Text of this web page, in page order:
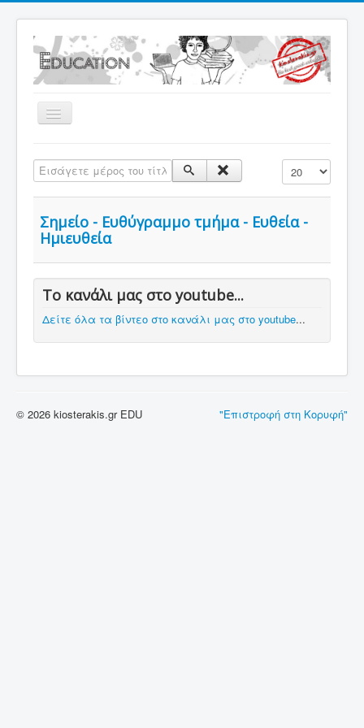
Εναλλαγή
πλοήγησης
Θέματα Γυμνασίου
Γεωμετρικές κατασκευές
Χαρτί κ.λ.π.
PLUS
Comics
eClass
Εισάγετε μέρος του τίτλου. Εμφάνιση #
Σημείο - Ευθύγραμμο τμήμα - Ευθεία -
Ημιευθεία
Το κανάλι μας στο youtube...
Δείτε όλα τα βίντεο στο κανάλι μας στο youtube...
"Επιστροφή στη Κορυφή"
© 2026 kiosterakis.gr EDU